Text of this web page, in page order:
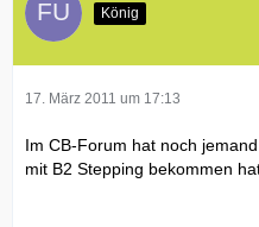
König
17. März 2011 um 17:13
Im CB-Forum hat noch
mit B2 Stepping bekommen